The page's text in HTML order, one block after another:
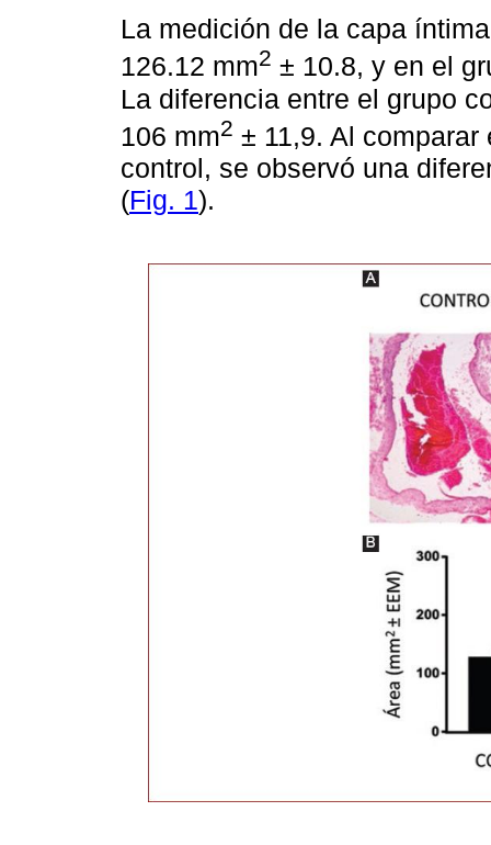
La medición de la capa
126.12 mm2 ± 10.8, y en el
La diferencia entre el grupo
106 mm2 ± 11,9. Al
control, se observó una
(Fig. 1).